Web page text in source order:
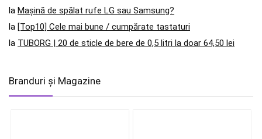
la Mașină de spălat rufe LG sau Samsung?
la [Top10] Cele mai bune / cumpărate tastaturi
la TUBORG | 20 de sticle de bere de 0,5 litri la doar 64,50 lei
Branduri și Magazine